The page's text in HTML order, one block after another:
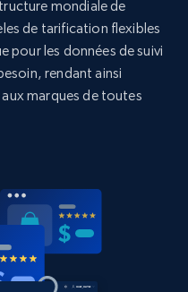
Commencer
- Collects
Commencer
mondiale de
de tarification flexibles
pour les données de suivi
rendant ainsi
marques de toutes